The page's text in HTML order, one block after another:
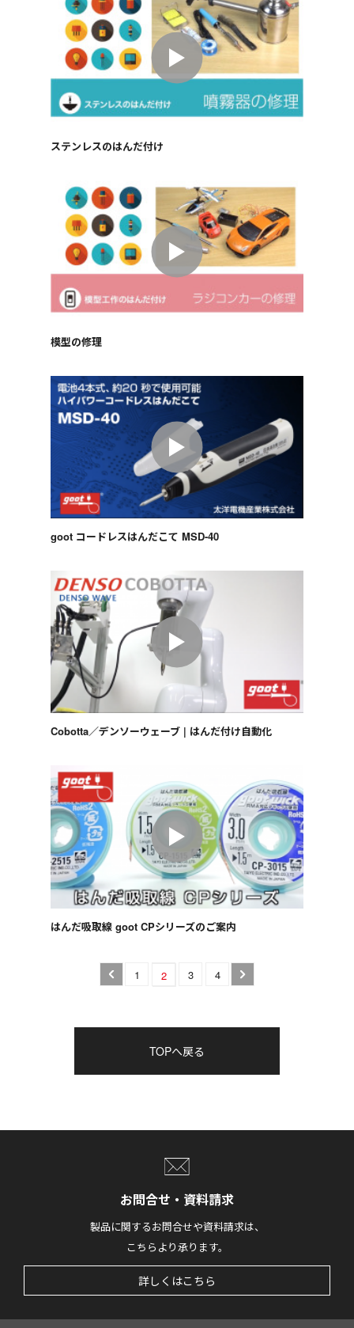
ステンレスのはんだ付け
模型の修理
goot コードレスはんだこて MSD-40
Cobotta／デンソーウェーブ | はんだ付け自動化
はんだ吸取線 goot CPシリーズのご案内
1 2 3 4
TOPへ戻る
お問合せ・資料請求
製品に関するお問合せや資料請求は、
こちらより承ります。
詳しくはこちら